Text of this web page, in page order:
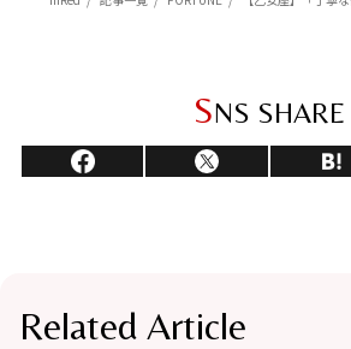
SNS SHARE
Related Article